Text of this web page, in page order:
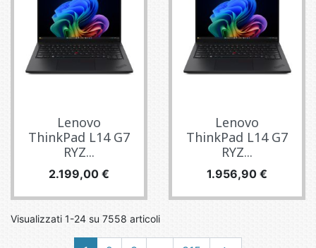
Lenovo
ThinkPad L14 G7
RYZ...
Prezzo
2.199,00 €
Lenovo
ThinkPad L14 G7
RYZ...
Prezzo
1.956,90 €
Visualizzati 1-24 su 7558 articoli